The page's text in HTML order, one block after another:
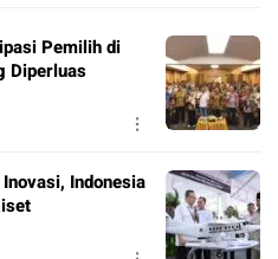
Pemilih di
Diperluas
Indonesia